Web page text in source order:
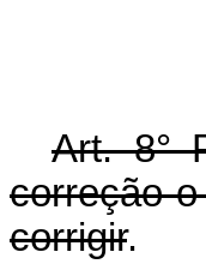
Art. 8°
correção
corrigir